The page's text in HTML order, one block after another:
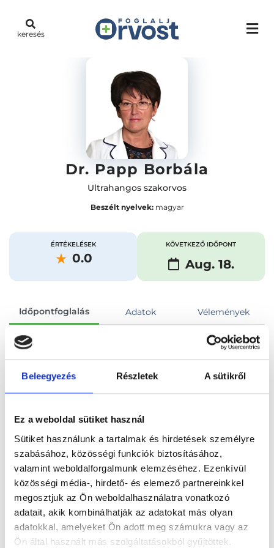
Beleegyezés Részletek A sütikről
Ez a weboldal sütiket használ
Sütiket használunk a tartalmak és hirdetések személyre
szabásához, közösségi funkciók biztosításához,
valamint weboldalforgalmunk elemzéséhez. Ezenkívül
közösségi média-, hirdető- és elemező partnereinkkel
megosztjuk az Ön weboldalhasználatra vonatkozó
adatait, akik kombinálhatják az adatokat más olyan
adatokkal, amelyeket Ön adott meg számukra vagy az
Ön által használt más szolgáltatásokból gyűjtöttek.
keresés
Dr. Papp Borbála
Ultrahangos szakorvos
Beszélt nyelvek:magyar
ÉRTÉKELÉSEK
0.0
KÖVETKEZŐ IDŐPONT
Aug. 18.
Időpontfoglalás Adatok Vélemények
Összes szakterület Hasi és kismedencei ultrahang vizsgálat
Főoldal Orvosok Ultrahangos szakorvos
Ultrahangos szakorvos, Budapest, X. kerület
Dr. Papp Borbála